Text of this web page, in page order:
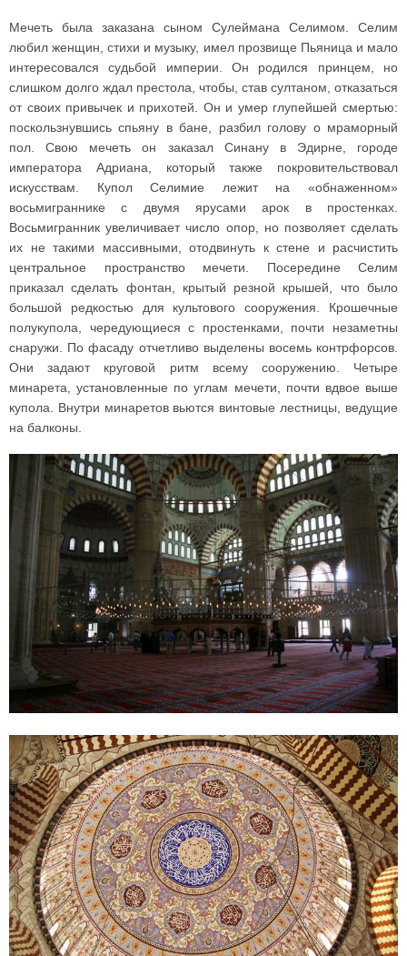
Мечеть была заказана сыном Сулеймана Селимом. Селим
любил женщин, стихи и музыку, имел прозвище Пьяница и мало
интересовался судьбой империи. Он родился принцем, но
слишком долго ждал престола, чтобы, став султаном, отказаться
от своих привычек и прихотей. Он и умер глупейшей смертью:
поскользнувшись спьяну в бане, разбил голову о мраморный
пол. Свою мечеть он заказал Синану в Эдирне, городе
императора Адриана, который также покровительствовал
искусствам. Купол Селимие лежит на «обнаженном»
восьмиграннике с двумя ярусами арок в простенках.
Восьмигранник увеличивает число опор, но позволяет сделать
их не такими массивными, отодвинуть к стене и расчистить
центральное пространство мечети. Посередине Селим
приказал сделать фонтан, крытый резной крышей, что было
большой редкостью для культового сооружения. Крошечные
полукупола, чередующиеся с простенками, почти незаметны
снаружи. По фасаду отчетливо выделены восемь контрфорсов.
Они задают круговой ритм всему сооружению. Четыре
минарета, установленные по углам мечети, почти вдвое выше
купола. Внутри минаретов вьются винтовые лестницы, ведущие
на балконы.